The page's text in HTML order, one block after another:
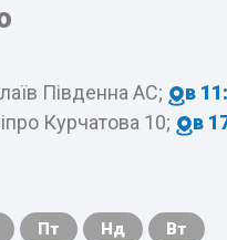
Південна АС;
в
Курчатова 10;
в
Пт Нд Вт